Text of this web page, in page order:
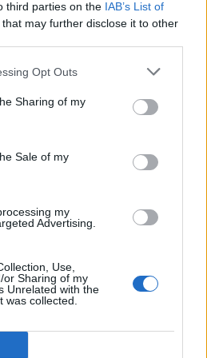
third parties on the IAB’s List of
that may further disclose it to other
Opt Outs
Sharing of my
Sale of my
my
Advertising.
Use,
or Sharing of my
Unrelated with the
was collected.